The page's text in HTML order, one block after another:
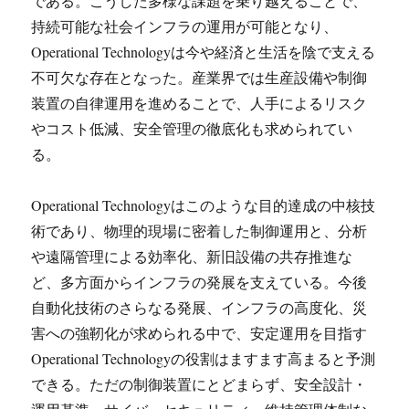
持続可能な社会インフラの運用が可能となり、
Operational Technologyは今や経済と生活を陰で支える
不可欠な存在となった。産業界では生産設備や制御
装置の自律運用を進めることで、人手によるリスク
やコスト低減、安全管理の徹底化も求められてい
る。
Operational Technologyはこのような目的達成の中核技
術であり、物理的現場に密着した制御運用と、分析
や遠隔管理による効率化、新旧設備の共存推進な
ど、多方面からインフラの発展を支えている。今後
自動化技術のさらなる発展、インフラの高度化、災
害への強靭化が求められる中で、安定運用を目指す
Operational Technologyの役割はますます高まると予測
できる。ただの制御装置にとどまらず、安全設計・